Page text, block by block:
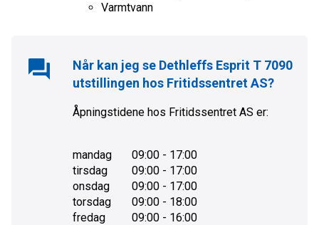
Varmtvann
Når kan jeg se Dethleffs Esprit T 7090
utstillingen hos Fritidssentret AS?
Åpningstidene hos Fritidssentret AS er:
mandag
09:00 - 17:00
tirsdag
09:00 - 17:00
onsdag
09:00 - 17:00
torsdag
09:00 - 18:00
fredag
09:00 - 16:00